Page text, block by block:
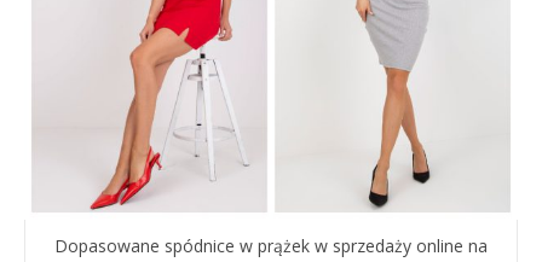
Dopasowane spódnice w prążek w sprzedaży online na